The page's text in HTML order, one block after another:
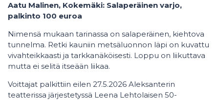
Aatu Malinen, Kokemäki: Salaperäinen varjo,
palkinto 100 euroa
Nimensä mukaan tarinassa on salaperäinen, kiehtova
tunnelma. Retki kauniin metsäluonnon läpi on kuvattu
vivahteikkaasti ja tarkkanäköisesti. Loppu on liikuttava
mutta ei selitä itseään liikaa.
Voittajat palkittiin eilen 27.5.2026 Aleksanterin
teatterissa järjestetyssä Leena Lehtolaisen 50-